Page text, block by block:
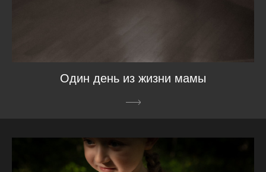
Один день из жизни мамы